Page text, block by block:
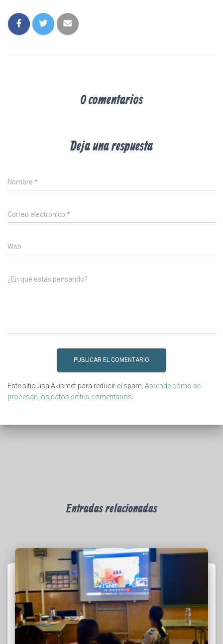
0 comentarios
Deja una respuesta
Nombre *
Correo electrónico *
Web
¿En qué estás pensando?
Este sitio usa Akismet para reducir el spam. Aprende cómo se
procesan los datos de tus comentarios.
Entradas relacionadas